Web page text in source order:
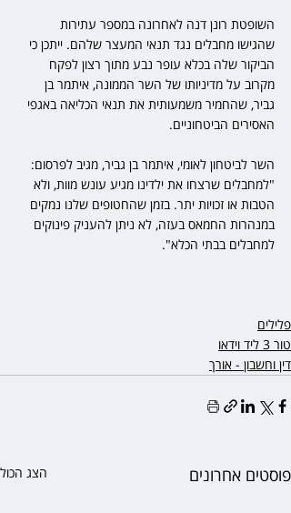
השופטת רונן דנה לאחרונה במספר עתירות
שהגישו מחבלים נגד תנאי המעצר שלהם. ייתכן כי
הביקור שלה בכלא עופר נבע מתוך רצון לפקח
מקרוב על מדיניותו של השר הממונה, איתמר בן
גביר, שהחמיר משמעותית את תנאי הכליאה באגפי
האסירים הביטחוניים.
השר לביטחון לאומי, איתמר בן גביר, מגיב לפרסום:
"למחבלים שרצחו את ילדינו מגיע עונש מוות, ולא
הטבות או זכויות יתר. בזמן שהחטופים שלנו נמקים
במנהרות החמאס בעזה, לא ניתן להעניק פינוקים
למחבלים בבתי הכלא".
פלילים
טור 3 ליד וידאו
דין וחשבון - אורך
פוסטים אחרונים הצג הכול